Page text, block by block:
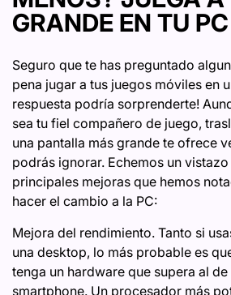
GRANDE EN TU PC
Seguro que te has preguntado
pena jugar a tus juegos móviles en
respuesta podría sorprenderte!
sea tu fiel compañero de juego,
una pantalla más grande te ofrece
podrás ignorar. Echemos un
principales mejoras que hemos
hacer el cambio a la PC:
Mejora del rendimiento. Tanto si
una desktop, lo más probable es
tenga un hardware que supera al
smartphone. Un procesador más